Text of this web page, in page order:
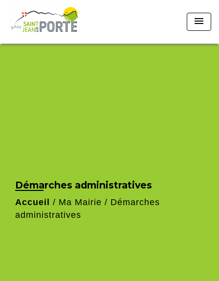
menu
Démarches administratives
Accueil / Ma Mairie / Démarches
administratives